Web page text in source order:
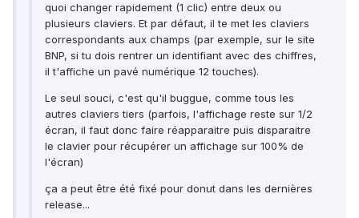
quoi changer rapidement (1 clic) entre deux ou
plusieurs claviers. Et par défaut, il te met les claviers
correspondants aux champs (par exemple, sur le site
BNP, si tu dois rentrer un identifiant avec des chiffres,
il t'affiche un pavé numérique 12 touches).
Le seul souci, c'est qu'il buggue, comme tous les
autres claviers tiers (parfois, l'affichage reste sur 1/2
écran, il faut donc faire réapparaitre puis disparaitre
le clavier pour récupérer un affichage sur 100% de
l'écran)
ça a peut être été fixé pour donut dans les dernières
release...